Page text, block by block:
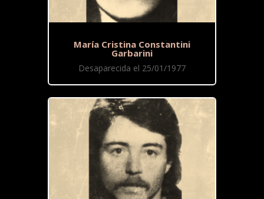
María Cristina Constantini
Garbarini
Desaparecida el 25/01/1977